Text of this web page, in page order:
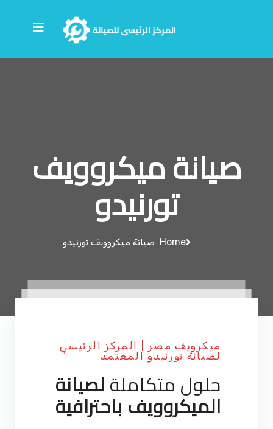
صيانة ميكروويف
تورنيدو
Home صيانة ميكروويف تورنيدو
ميكرويف مصر | المركز الرئيسي
لصيانة تورنيدو المعتمد
حلول متكاملةلصيانة
الميكروويف باحترافية